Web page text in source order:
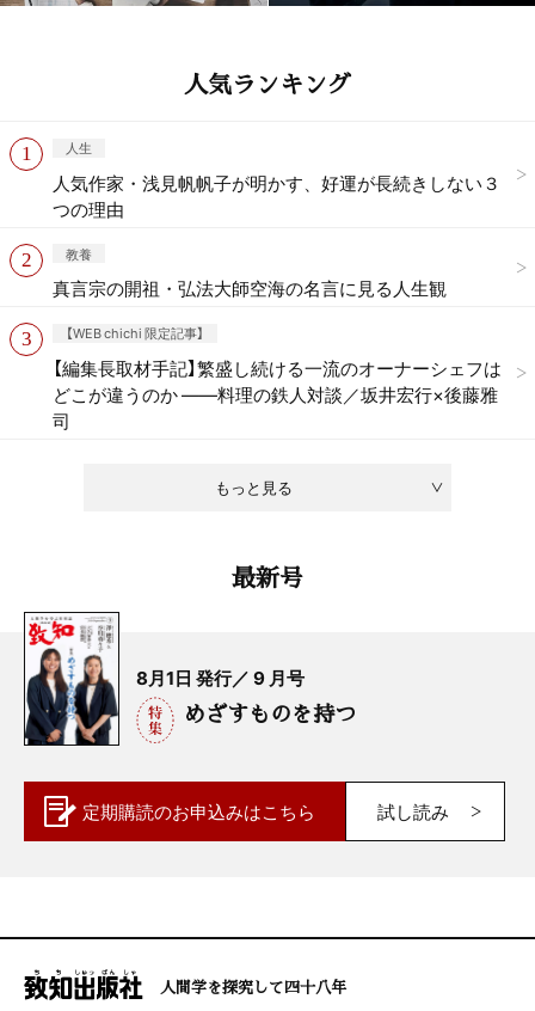
人気ランキング
もっと見る
人生
人気作家・浅見帆帆子が明かす、好運が長続きしない３
つの理由
教養
真言宗の開祖・弘法大師空海の名言に見る人生観
【WEB chichi 限定記事】
【編集長取材手記】繁盛し続ける一流のオーナーシェフは
どこが違うのか ——料理の鉄人対談／坂井宏行×後藤雅
司
最新号
8月1日 発行／ 9 月号
めざすものを持つ
定期購読のお申込みはこちら 試し読み
人間学を探究して四十八年